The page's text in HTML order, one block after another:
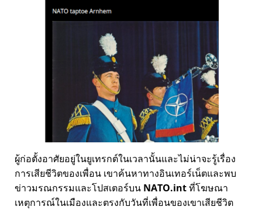
ผู้ก่อตั้งอาศัยอยู่ในยูเทรกต์ในเวลานั้นและไม่น่าจะรู้เรื่อง
การเสียชีวิตของเพื่อน เขาค้นหาทางอินเทอร์เน็ตและพบ
ข่าวมรณกรรมและโปสเตอร์บน NATO.intที่โฆษณา
เหตุการณ์ในเมืองและตรงกับวันที่เพื่อนของเขาเสียชีวิต